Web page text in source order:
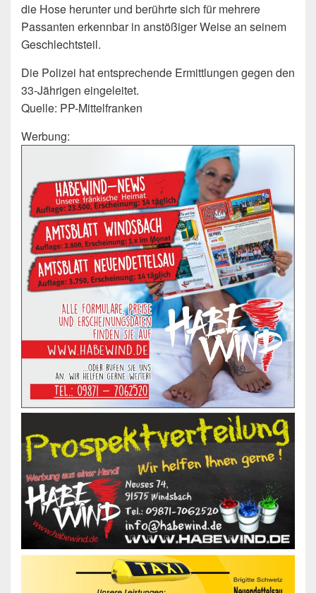
die Hose herunter und berührte sich für mehrere
Passanten erkennbar in anstößiger Weise an seinem
Geschlechtsteil.
Die Polizei hat entsprechende Ermittlungen gegen den
33-Jährigen eingeleitet.
Quelle: PP-Mittelfranken
Werbung: